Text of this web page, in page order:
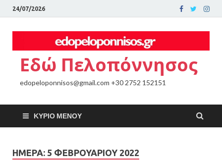
24/07/2026
Εδώ Πελοπόννησος
edopeloponnisos@gmail.com +30 2752 152151
ΚΎΡΙΟ ΜΕΝΟΎ
ΗΜΈΡΑ: 5 ΦΕΒΡΟΥΑΡΊΟΥ 2022